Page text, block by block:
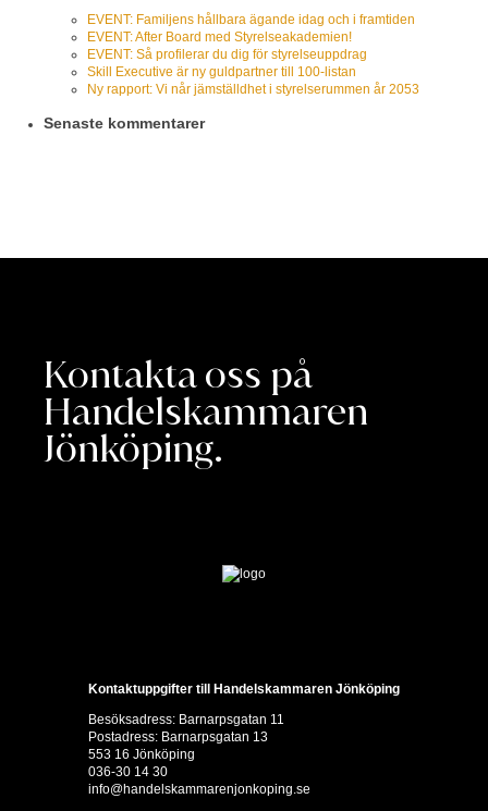
EVENT: Familjens hållbara ägande idag och i framtiden
EVENT: After Board med Styrelseakademien!
EVENT: Så profilerar du dig för styrelseuppdrag
Skill Executive är ny guldpartner till 100-listan
Ny rapport: Vi når jämställdhet i styrelserummen år 2053
Senaste kommentarer
Kontakta oss på
Handelskammaren
Jönköping.
Kontaktuppgifter till Handelskammaren Jönköping
Besöksadress: Barnarpsgatan 11
Postadress: Barnarpsgatan 13
553 16 Jönköping
036-30 14 30
info@handelskammarenjonkoping.se